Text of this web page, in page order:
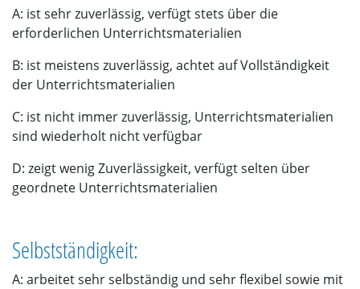
A: ist sehr zuverlässig, verfügt stets über die
erforderlichen Unterrichtsmaterialien
B: ist meistens zuverlässig, achtet auf Vollständigkeit
der Unterrichtsmaterialien
C: ist nicht immer zuverlässig, Unterrichtsmaterialien
sind wiederholt nicht verfügbar
D: zeigt wenig Zuverlässigkeit, verfügt selten über
geordnete Unterrichtsmaterialien
Selbstständigkeit:
A: arbeitet sehr selbständig und sehr flexibel sowie mit